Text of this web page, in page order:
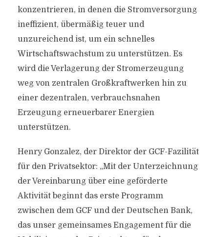
konzentrieren, in denen die Stromversorgung
ineffizient, übermäßig teuer und
unzureichend ist, um ein schnelles
Wirtschaftswachstum zu unterstützen. Es
wird die Verlagerung der Stromerzeugung
weg von zentralen Großkraftwerken hin zu
einer dezentralen, verbrauchsnahen
Erzeugung erneuerbarer Energien
unterstützen.
Henry Gonzalez, der Direktor der GCF-Fazilität
für den Privatsektor: „Mit der Unterzeichnung
der Vereinbarung über eine geförderte
Aktivität beginnt das erste Programm
zwischen dem GCF und der Deutschen Bank,
das unser gemeinsames Engagement für die